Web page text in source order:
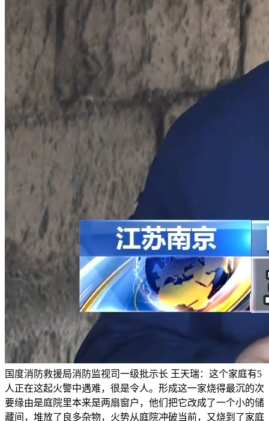
国度消防救援局消防监视司一级批示长 王天瑞：这个家庭有5
人正在这起火警中遇难，很是令人。形成这一家烧得最沉的次
要缘由是庭院里本来是两扇窗户，他们把它改成了一个小的储
藏间，堆放了良多杂物，火势从庭院冲破当前，又烧到了家庭